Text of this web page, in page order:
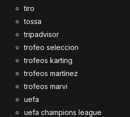
tiro
tossa
tripadvisor
trofeo seleccion
trofeos karting
trofeos martínez
trofeos marvi
uefa
uefa champions league